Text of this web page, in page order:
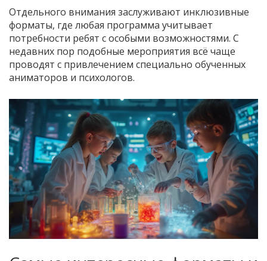
Отдельного внимания заслуживают инклюзивные
форматы, где любая программа учитывает
потребности ребят с особыми возможностями. С
недавних пор подобные мероприятия всё чаще
проводят с привлечением специально обученных
аниматоров и психологов.